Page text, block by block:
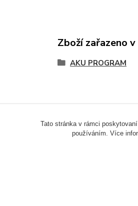
Zboží zařazeno
AKU PROGRAM
Tato stránka v rámci
používáním. Více